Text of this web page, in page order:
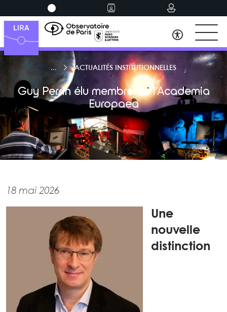
ACTUALITÉS INSTITUTIONNELLES
Guy Perrin élu membre de l’Academia
Europaea
18 mai 2026
Une
nouvelle
distinction